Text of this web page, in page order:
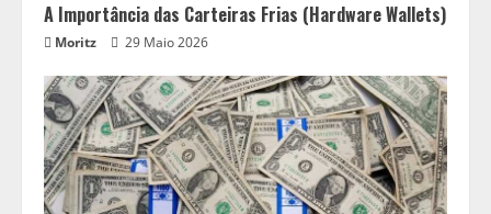
A Importância das Carteiras Frias (Hardware Wallets)
Moritz 29 Maio 2026